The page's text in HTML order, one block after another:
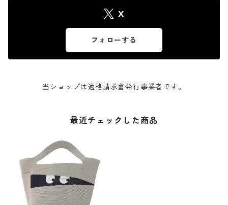
X
フォローする
当ショップは適格請求書発行事業者です。
最近チェックした商品